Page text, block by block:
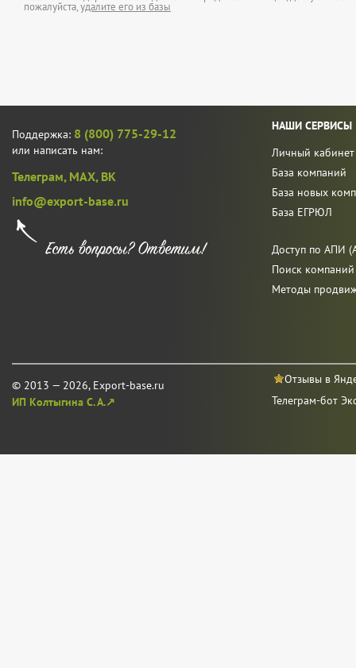
пожалуйста,удалите его из базы
Поддержка: 8 (800) 775-29-12
или написать нам:
Телеграм, MAX, ВК
info@export-base.ru
© 2013 — 2026, Export-base.ru
ИП Колтыгина С. А.↗
НАШИ СЕРВИСЫ
Личный кабинет
База компаний
База новых
База ЕГРЮЛ
Доступ по АПИ
Поиск
Методы
Отзывы в
Телеграм-бот